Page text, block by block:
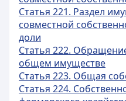
Статья 221. Раздел
совместной
доли
Статья 222.
общем имуществе
Статья 223. Общая
Статья 224.